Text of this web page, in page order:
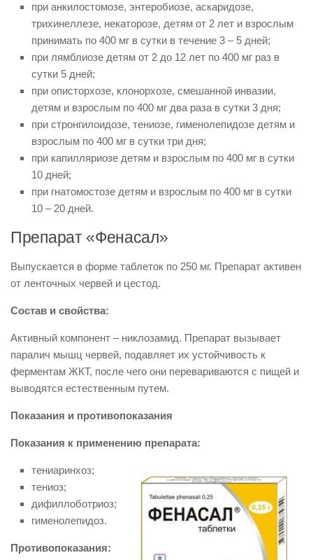
при анкилостомозе, энтеробиозе, аскаридозе,
трихинеллезе, некаторозе, детям от 2 лет и взрослым
принимать по 400 мг в сутки в течение 3 – 5 дней;
при лямблиозе детям от 2 до 12 лет по 400 мг раз в
сутки 5 дней;
при описторхозе, клонорхозе, смешанной инвазии,
детям и взрослым по 400 мг два раза в сутки 3 дня;
при стронгилоидозе, тениозе, гименолепидозе детям и
взрослым по 400 мг в сутки три дня;
при капилляриозе детям и взрослым по 400 мг в сутки
10 дней;
при гнатомостозе детям и взрослым по 400 мг в сутки
10 – 20 дней.
Препарат «Фенасал»
Выпускается в форме таблеток по 250 мг. Препарат активен
от ленточных червей и цестод.
Состав и свойства:
Активный компонент – никлозамид. Препарат вызывает
паралич мышц червей, подавляет их устойчивость к
ферментам ЖКТ, после чего они перевариваются с пищей и
выводятся естественным путем.
Показания и противопоказания
Показания к применению препарата:
тениаринхоз;
тениоз;
дифиллоботриоз;
гименолепидоз.
Противопоказания: